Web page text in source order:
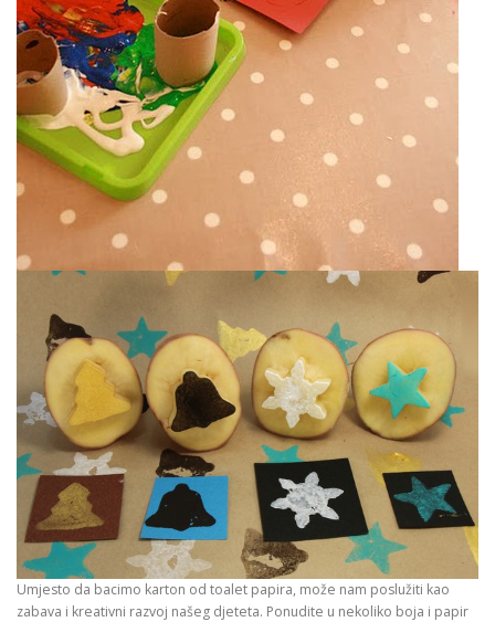
Umjesto da bacimo karton od toalet papira, može nam poslužiti kao
zabava i kreativni razvoj našeg djeteta. Ponudite u nekoliko boja i papir